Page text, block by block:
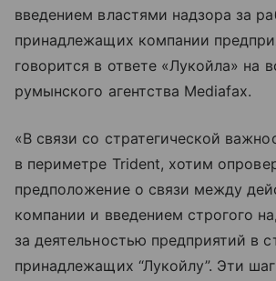
введением властями надзора за
принадлежащих компании
говорится в ответе «Лукойла» на
румынского агентства Mediafax.
«В связи со стратегической
в периметре Trident, хотим
предположение о связи между
компании и введением строгого
за деятельностью предприятий в
принадлежащих “Лукойлу”. Эти